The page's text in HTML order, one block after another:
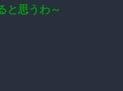
と思うわ～